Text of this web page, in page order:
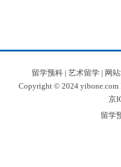
留学预科| 艺术留学| 网
Copyright © 2024 yibone.com
京
留学